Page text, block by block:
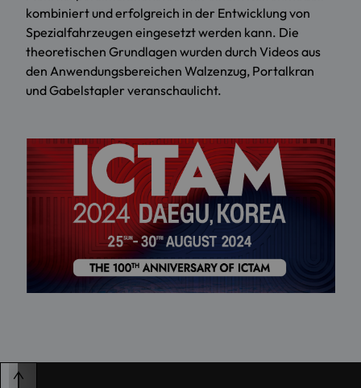
kombiniert und erfolgreich in der Entwicklung von
Spezialfahrzeugen eingesetzt werden kann. Die
theoretischen Grundlagen wurden durch Videos aus
den Anwendungsbereichen Walzenzug, Portalkran
und Gabelstapler veranschaulicht.